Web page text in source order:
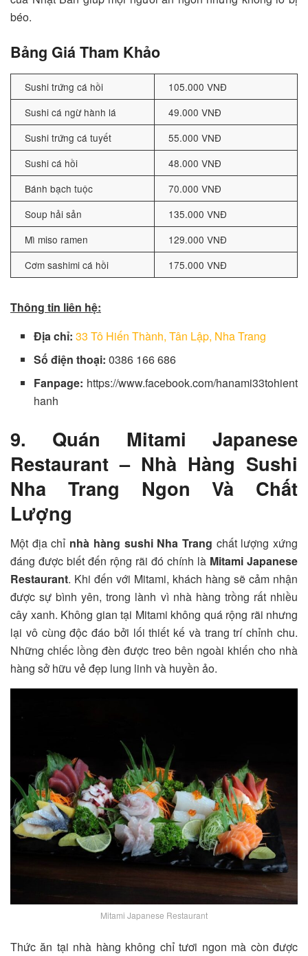
béo.
Bảng Giá Tham Khảo
Sushi trứng cá hồi
105.000 VNĐ
Sushi cá ngừ hành lá
49.000 VNĐ
Sushi trứng cá tuyết
55.000 VNĐ
Sushi cá hồi
48.000 VNĐ
Bánh bạch tuộc
70.000 VNĐ
Soup hải sản
135.000 VNĐ
Mì miso ramen
129.000 VNĐ
Cơm sashimi cá hồi
175.000 VNĐ
Thông tin liên hệ:
Địa chỉ:33 Tô Hiến Thành, Tân Lập, Nha Trang
Số điện thoại:0386 166 686
Fanpage: https://www.facebook.com/hanami33tohient
hanh
9. Quán Mitami Japanese
Restaurant – Nhà Hàng Sushi
Nha Trang Ngon Và Chất
Lượng
Một địa chỉ nhà hàng sushi Nha Trang chất lượng xứng
đáng được biết đến rộng rãi đó chính là Mitami Japanese
Restaurant. Khi đến với Mitami, khách hàng sẽ cảm nhận
được sự bình yên, trong lành vì nhà hàng trồng rất nhiều
cây xanh. Không gian tại Mitami không quá rộng rãi nhưng
lại vô cùng độc đáo bởi lối thiết kế và trang trí chỉnh chu.
Những chiếc lồng đèn được treo bên ngoài khiến cho nhà
hàng sở hữu vẻ đẹp lung linh và huyền ảo.
Mitami Japanese Restaurant
Thức ăn tại nhà hàng không chỉ tươi ngon mà còn được